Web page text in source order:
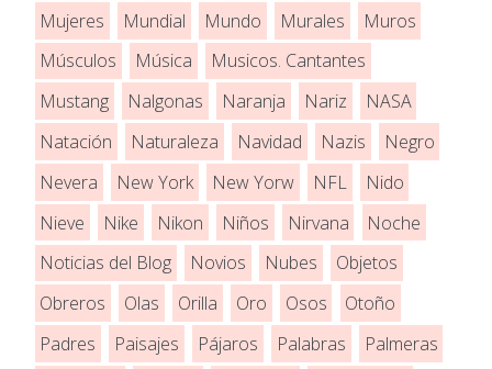
Mujeres
Mundial Mundo Murales
Muros
Músculos
Música
Musicos. Cantantes
Mustang
Nalgonas Naranja Nariz
NASA
Natación
Naturaleza Navidad Nazis
Negro
Nevera
New York New Yorw NFL
Nido
Nieve
Nike Nikon Niños Nirvana
Noche
Noticias del Blog
Novios Nubes
Objetos
Obreros
Olas Orilla Oro Osos
Otoño
Padres
Paisajes Pájaros Palabras
Palmeras